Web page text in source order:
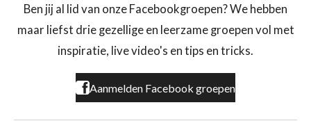
b
o
k
a
r
a
o
Ben jij al lid van onze Facebookgroepen? We hebben
maar liefst drie gezellige en leerzame groepen vol met
inspiratie, live video's en tips en tricks.
Aanmelden Facebook groepen